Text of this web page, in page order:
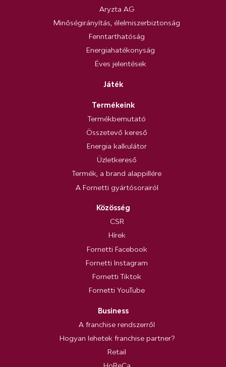
Aryzta AG
Minőségirányítás, élelmiszerbiztonság
Fenntarthatóság
Energiahatékonyság
Éves jelentések
Játék
Termékeink
Termékbemutató
Összetevő kereső
Energia kalkulátor
Üzletkereső
Termék, a brand alappillére
A Fornetti gyártósorairól
Közösség
CSR
Hírek
Fornetti Facebook
Fornetti Instagram
Fornetti Tiktok
Fornetti YouTube
Business
A franchise rendszerről
Hogyan lehetek franchise partner?
Retail